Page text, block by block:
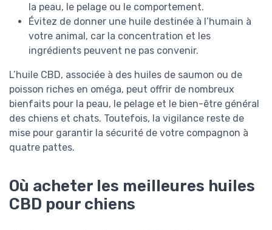
la peau, le pelage ou le comportement.
Évitez de donner une huile destinée à l’humain à
votre animal, car la concentration et les
ingrédients peuvent ne pas convenir.
L’huile CBD, associée à des huiles de saumon ou de
poisson riches en oméga, peut offrir de nombreux
bienfaits pour la peau, le pelage et le bien-être général
des chiens et chats. Toutefois, la vigilance reste de
mise pour garantir la sécurité de votre compagnon à
quatre pattes.
Où acheter les meilleures huiles
CBD pour chiens